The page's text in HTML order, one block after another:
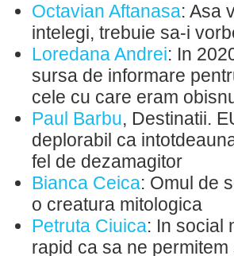
Octavian Aftanasa: Asa
intelegi, trebuie sa-i
Loredana Andrei: In
sursa de informare
cele cu care eram
Paul Barbu, Destinatii.
deplorabil ca
fel de dezamagitor
Bianca Ceica: Omul de
o creatura mitologica
Petruta Ciuica: In social
rapid ca sa ne